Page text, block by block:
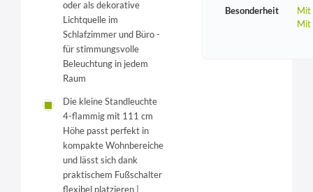
oder als dekorative
Lichtquelle im
Schlafzimmer und Büro -
für stimmungsvolle
Beleuchtung in jedem
Raum
Die kleine Standleuchte
4-flammig mit 111 cm
Höhe passt perfekt in
kompakte Wohnbereiche
und lässt sich dank
praktischem Fußschalter
flexibel platzieren |
Besonderheit
Mit
Mit